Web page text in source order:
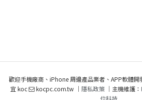
歡迎手機廠商、iPhone 周邊產品業者、APP軟體
宜 koc
kocpc.com.tw ｜ 隱私政策｜主機維護：